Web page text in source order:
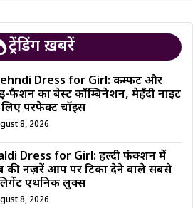
ट्रेंडिंग ख़बरें
Dress for Girl: कम्फर्ट और
फैशन का बेस्ट कॉम्बिनेशन, मेहँदी नाइट
परफेक्ट चॉइस
8, 2026
Dress for Girl: हल्दी फंक्शन में
की नज़रें आप पर टिका देने वाले सबसे
एथनिक लुक्स
8, 2026